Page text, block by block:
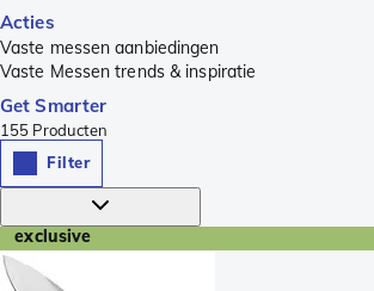
Acties
Vaste messen aanbiedingen
Vaste Messen trends & inspiratie
Get Smarter
155 Producten
Filter
exclusive